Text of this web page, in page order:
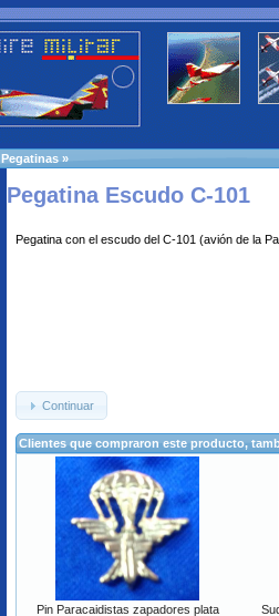
Pegatinas »
Pegatina Escudo C-101
Pegatina con el escudo del C-101 (avión de la
Continuar
Clientes que compraron este producto,
Pin Paracaidistas zapadores plata